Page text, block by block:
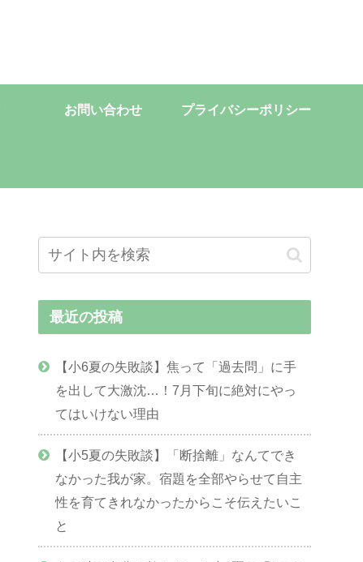
お問い合わせ プライバシーポリシー
最近の投稿
【小6夏の失敗談】焦って「過去問」に手
を出して大激沈…！7月下旬に絶対にやっ
てはいけない理由
【小5夏の失敗談】「断捨離」なんてでき
なかった我が家。宿題を全部やらせて自主
性を育てきれなかったからこそ伝えたいこ
と